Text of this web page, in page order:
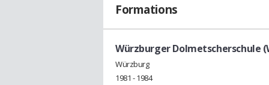
Formations
Würzburger Dolmetscherschule
Würzburg
1981 - 1984